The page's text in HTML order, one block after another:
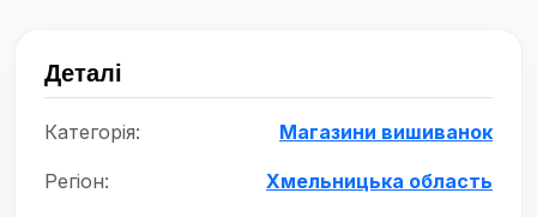
Деталі
Категорія: Магазини вишиванок
Регіон: Хмельницька область